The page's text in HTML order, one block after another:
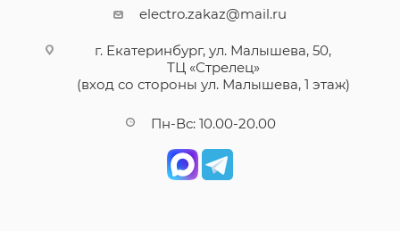
electro.zakaz@mail.ru
г. Екатеринбург, ул. Малышева, 50,
ТЦ «Стрелец»
(вход со стороны ул. Малышева, 1 этаж)
Пн-Вс: 10.00-20.00